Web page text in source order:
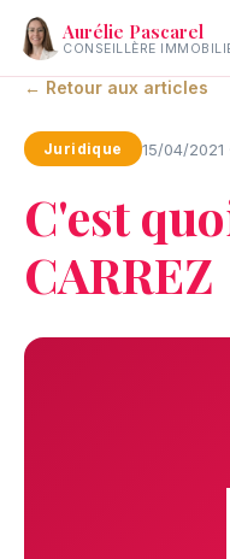
Aurélie Pascarel
CONSEILLÈRE
← Retour aux articles
Juridique 15/04/2021
C'est
CARREZ